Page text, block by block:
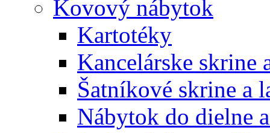
Kovový nábytok
Kartotéky
Kancelárske skrine
Šatníkové skrine a
Nábytok do dielne